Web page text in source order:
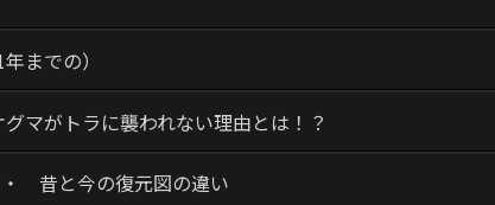
までの）
マがトラに襲われない理由とは！？
昔と今の復元図の違い